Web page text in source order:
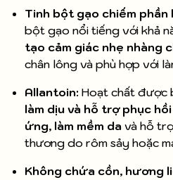
Tinh bột gạo chiếm phần
bột gạo nổi tiếng với khả
tạo cảm giác nhẹ nhàng
chân lông và phù hợp với
Allantoin: Hoạt chất được
làm dịu và hỗ trợ phục
ứng, làm mềm da và hỗ
thương do rôm sảy hoặc
Không chứa cồn, hương